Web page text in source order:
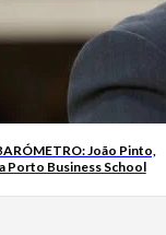
João Pinto,
Porto Business School